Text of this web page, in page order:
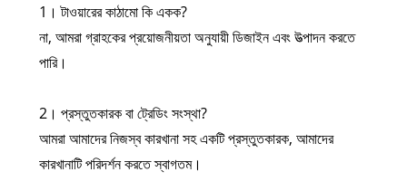
1। টাওয়ারের কাঠামো কি একক?
না, আমরা গ্রাহকের প্রয়োজনীয়তা অনুযায়ী ডিজাইন এবং উত্পাদন করতে
পারি।
2। প্রস্তুতকারক বা ট্রেডিং সংস্থা?
আমরা আমাদের নিজস্ব কারখানা সহ একটি প্রস্তুতকারক, আমাদের
কারখানাটি পরিদর্শন করতে স্বাগতম।